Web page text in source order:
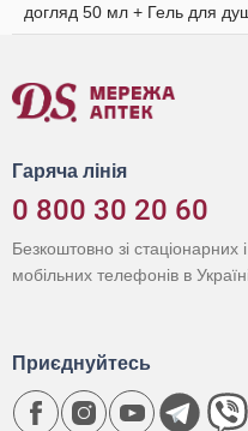
догляд 50 мл + Гель для
Гаряча лінія
0 800 30 20 60
Безкоштовно зі стаціонарних і
мобільних телефонів в Україні
Приєднуйтесь